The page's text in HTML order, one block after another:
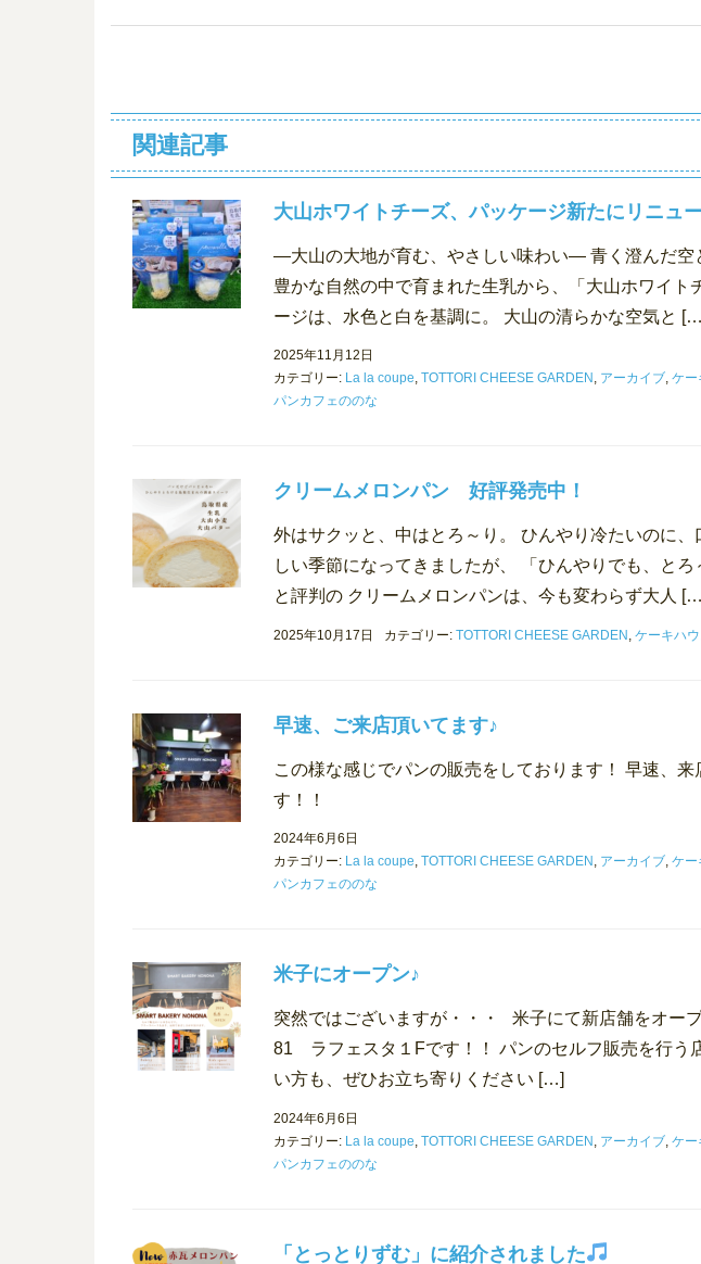
関連記事
大山ホワイトチーズ、パッケージ新たにリニュ
―大山の大地が育む、やさしい味わい― 青く澄んだ空
豊かな自然の中で育まれた生乳から、「大山ホワイト
ージは、水色と白を基調に。 大山の清らかな空気と
2025年11月12日
カテゴリー: La la coupe, TOTTORI CHEESE GARDEN , アーカイブ, ケー
パンカフェののな
クリームメロンパン 好評発売中！
外はサクッと、中はとろ～り。 ひんやり冷たいのに
しい季節になってきましたが、 「ひんやりでも、と
と評判の クリームメロンパンは、今も変わらず大人
2025年10月17日 カテゴリー: TOTTORI CHEESE GARDEN ケーキハ
早速、ご来店頂いてます♪
この様な感じでパンの販売をしております！ 早速、
す！！
2024年6月6日
カテゴリー: La la coupe, TOTTORI CHEESE GARDEN , アーカイブ, ケー
パンカフェののな
米子にオープン♪
突然ではございますが・・・ 米子にて新店舗をオー
81 ラフェスタ１Fです！！ パンのセルフ販売を行う
い方も、ぜひお立ち寄りください […]
2024年6月6日
カテゴリー: La la coupe TOTTORI CHEESE GARDEN アーカイブ ケー
パンカフェののな
「とっとりずむ」に紹介されました